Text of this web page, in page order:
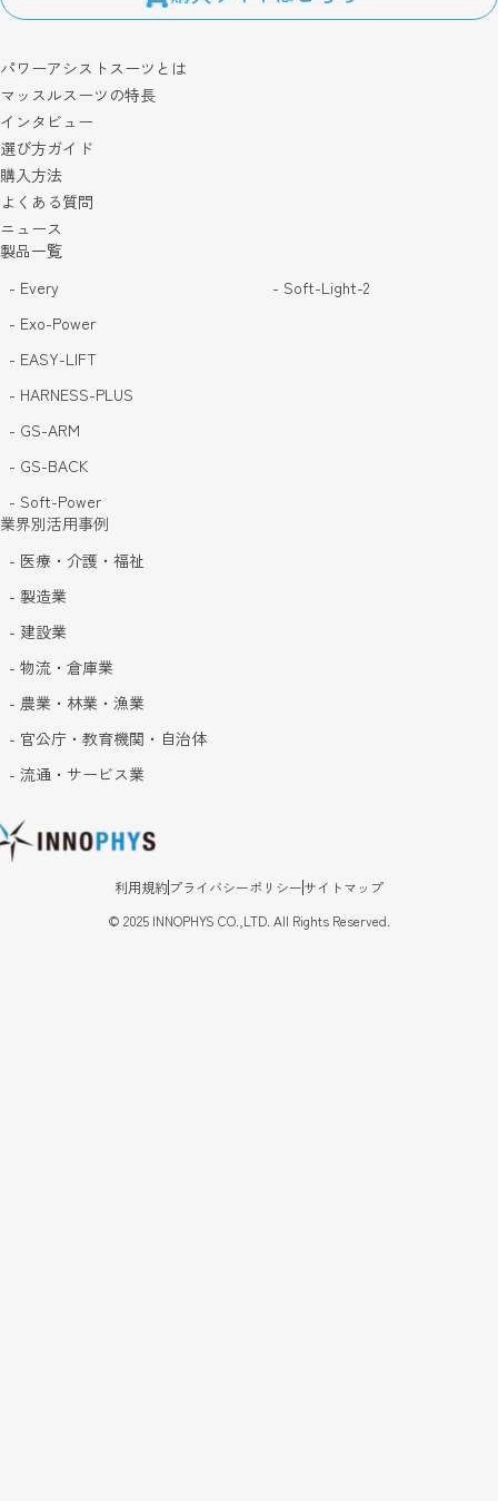
パワーアシストスーツとは
マッスルスーツの特長
インタビュー
選び方ガイド
購入方法
よくある質問
ニュース
製品一覧
- Every
- Exo-Power
- EASY-LIFT
- HARNESS-PLUS
- GS-ARM
- GS-BACK
- Soft-Power
- Soft-Light-2
業界別活用事例
- 医療・介護・福祉
- 製造業
- 建設業
- 物流・倉庫業
- 農業・林業・漁業
- 官公庁・教育機関・自治体
- 流通・サービス業
利用規約 プライバシーポリシーサイトマップ
© 2025 INNOPHYS CO.,LTD. All Rights Reserved.